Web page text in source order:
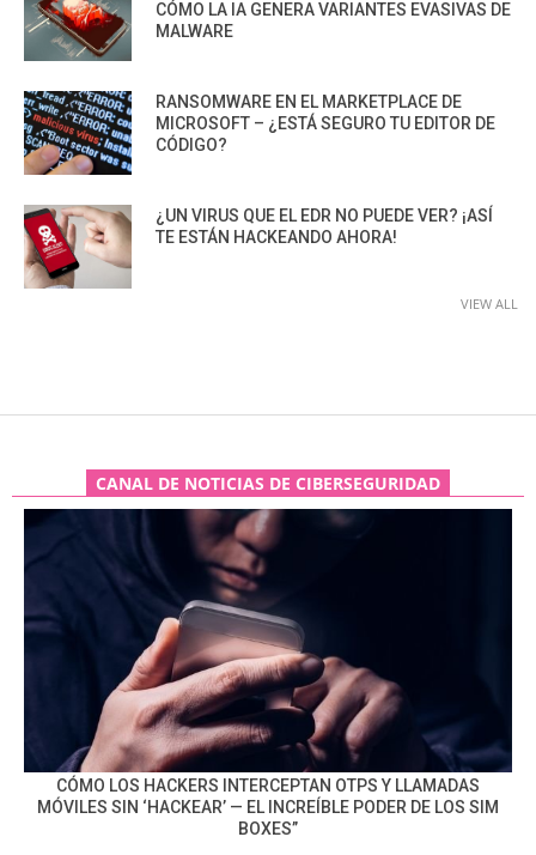
CÓMO LA IA GENERA VARIANTES EVASIVAS DE
MALWARE
RANSOMWARE EN EL MARKETPLACE DE
MICROSOFT – ¿ESTÁ SEGURO TU EDITOR DE
CÓDIGO?
¿UN VIRUS QUE EL EDR NO PUEDE VER? ¡ASÍ
TE ESTÁN HACKEANDO AHORA!
VIEW ALL
CANAL DE NOTICIAS DE CIBERSEGURIDAD
CÓMO LOS HACKERS INTERCEPTAN OTPS Y LLAMADAS
MÓVILES SIN ‘HACKEAR’ — EL INCREÍBLE PODER DE LOS SIM
BOXES”